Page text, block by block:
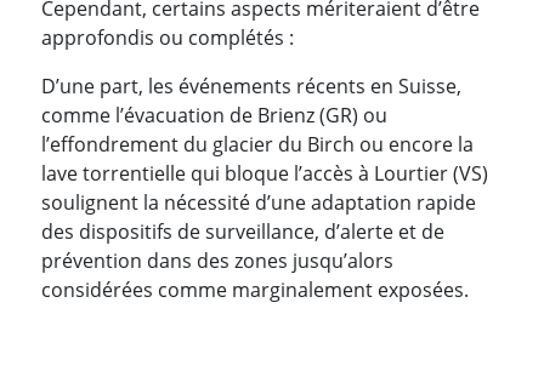
Cependant, certains aspects mériteraient d’être
approfondis ou complétés :
D’une part, les événements récents en Suisse,
comme l’évacuation de Brienz (GR) ou
l’effondrement du glacier du Birch ou encore la
lave torrentielle qui bloque l’accès à Lourtier (VS)
soulignent la nécessité d’une adaptation rapide
des dispositifs de surveillance, d’alerte et de
prévention dans des zones jusqu’alors
considérées comme marginalement exposées.